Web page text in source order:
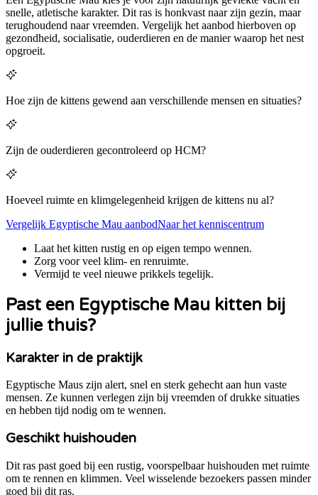
snelle, atletische karakter. Dit ras is honkvast naar zijn gezin, maar
terughoudend naar vreemden. Vergelijk het aanbod hierboven op
gezondheid, socialisatie, ouderdieren en de manier waarop het nest
opgroeit.
Hoe zijn de kittens gewend aan verschillende mensen en situaties?
Zijn de ouderdieren gecontroleerd op HCM?
Hoeveel ruimte en klimgelegenheid krijgen de kittens nu al?
Vergelijk Egyptische Mau aanbodNaar het kenniscentrum
Laat het kitten rustig en op eigen tempo wennen.
Zorg voor veel klim- en renruimte.
Vermijd te veel nieuwe prikkels tegelijk.
Past een Egyptische Mau kitten bij
jullie thuis?
Karakter in de praktijk
Egyptische Maus zijn alert, snel en sterk gehecht aan hun vaste
mensen. Ze kunnen verlegen zijn bij vreemden of drukke situaties
en hebben tijd nodig om te wennen.
Geschikt huishouden
Dit ras past goed bij een rustig, voorspelbaar huishouden met ruimte
om te rennen en klimmen. Veel wisselende bezoekers passen minder
goed bij dit ras.